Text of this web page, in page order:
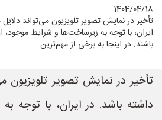
1404/04/18
تأخیر در نمایش تصویر تلویزیون می‌تواند دلایل
ایران، با توجه به زیرساخت‌ها و شرایط موجود،
باشند. در اینجا به برخی از مهم‌ترین
تأخیر در نمایش تصویر تلویزیون
داشته باشد. در ایران، با توجه